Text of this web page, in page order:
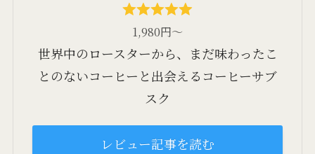
1,980円～
世界中のロースターから、まだ味わったこ
とのないコーヒーと出会えるコーヒーサブ
スク
レビュー記事を読む